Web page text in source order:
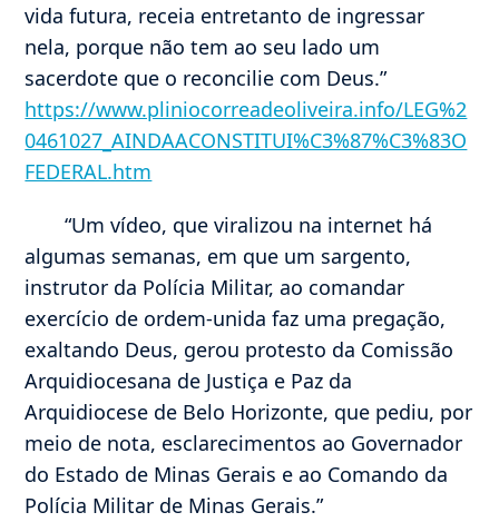
vida futura, receia entretanto de ingressar
nela, porque não tem ao seu lado um
sacerdote que o reconcilie com Deus.”
https://www.pliniocorreadeoliveira.info/LEG%2
0461027_AINDAACONSTITUI%C3%87%C3%83O
FEDERAL.htm
“Um vídeo, que viralizou na internet há
algumas semanas, em que um sargento,
instrutor da Polícia Militar, ao comandar
exercício de ordem-unida faz uma pregação,
exaltando Deus, gerou protesto da Comissão
Arquidiocesana de Justiça e Paz da
Arquidiocese de Belo Horizonte, que pediu, por
meio de nota, esclarecimentos ao Governador
do Estado de Minas Gerais e ao Comando da
Polícia Militar de Minas Gerais.”